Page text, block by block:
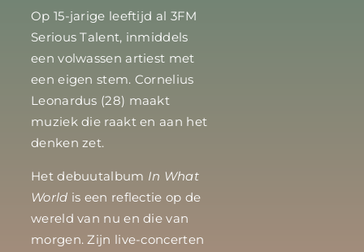
Op 15-jarige leeftijd al 3FM
Serious Talent, inmiddels
een volwassen artiest met
een eigen stem. Cornelius
Leonardus (28) maakt
muziek die raakt en aan het
denken zet.
Het debuutalbum In What
World is een reflectie op de
wereld van nu en die van
morgen.Zijn live-concerten